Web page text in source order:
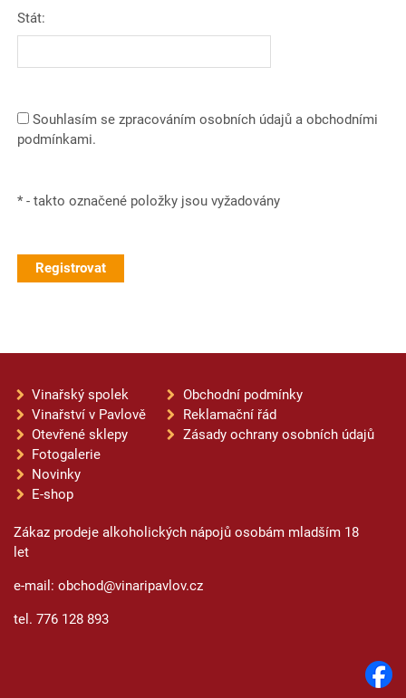
Stát:
Souhlasím se zpracováním osobních údajů a obchodními
podmínkami.
* - takto označené položky jsou vyžadovány
Vinařský spolek
Vinařství v Pavlově
Otevřené sklepy
Fotogalerie
Novinky
E-shop
Obchodní podmínky
Reklamační řád
Zásady ochrany osobních údajů
Zákaz prodeje alkoholických nápojů osobám mladším 18
let
e-mail: obchod@vinaripavlov.cz
tel. 776 128 893